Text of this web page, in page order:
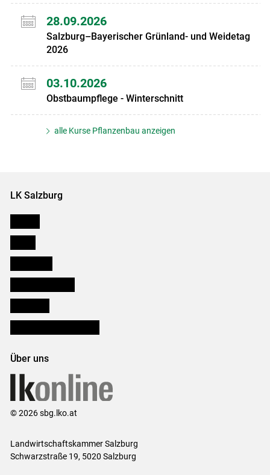
28.09.2026
Salzburg–Bayerischer Grünland- und Weidetag
2026
03.10.2026
Obstbaumpflege - Winterschnitt
alle Kurse Pflanzenbau anzeigen
LK Salzburg
Über uns
© 2026 sbg.lko.at
Landwirtschaftskammer Salzburg
Schwarzstraße 19, 5020 Salzburg